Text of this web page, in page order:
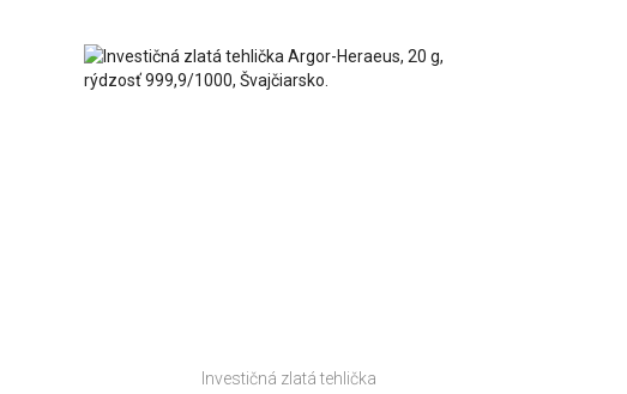
Investičná zlatá tehlička